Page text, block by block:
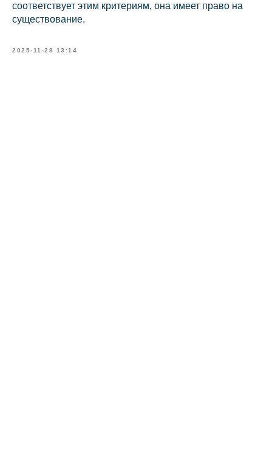
соответствует этим критериям, она имеет право на
существование.
2025-11-28 13:14
Связаться с нами